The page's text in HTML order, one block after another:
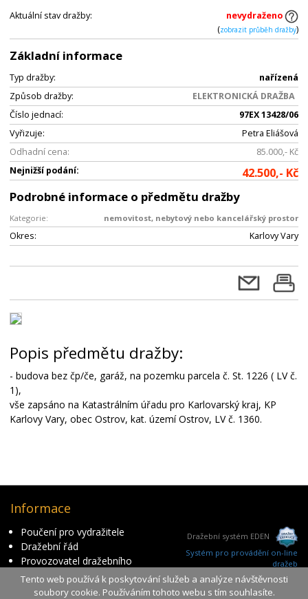
Aktuální stav dražby:
nevydraženo
(zobrazit průběh dražby)
Základní informace
Typ dražby:
nařízená
Způsob dražby:
ELEKTRONICKÁ DRAŽBA
Číslo jednací:
97EX 13428/06
Vyřizuje:
Petra Eliášová
Odhadní cena:
85.000,- Kč
Nejnižší podání:
42.500,- Kč
Podrobné informace o předmětu dražby
Kategorie: nemovitost, nebytový nebo kancelářský prostor
Okres: Karlovy Vary
Popis předmětu dražby:
- budova bez čp/če, garáž, na pozemku parcela č. St. 1226 ( LV č.
1),
vše zapsáno na Katastrálním úřadu pro Karlovarský kraj, KP
Karlovy Vary, obec Ostrov, kat. území Ostrov, LV č. 1360.
Informace
Poučení pro vydražitele
Dražební řád
Provozovatel dražebního
serveru
Ke stažení
Dražební systém EDEN
Systém pro provádění on-line
dražeb
ver. 3.0.60
čas serveru: 2026-08-07 00:32:52
Tento web používá k poskytování služeb a analýze návštěvnosti
soubory cookie. Používáním tohoto webu s tím souhlasíte.